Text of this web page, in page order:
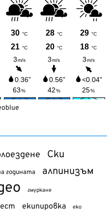
Ски
годината алпинизъм
гмуркане
екипировка еко